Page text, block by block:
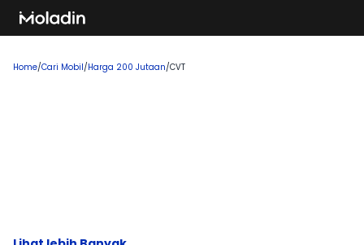
Home/Cari Mobil/Harga 200 Jutaan/CVT